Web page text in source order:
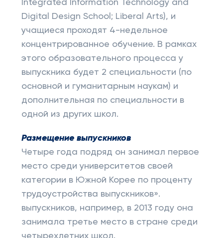
Integrated Information Technology and
Digital Design School; Liberal Arts), и
учащиеся проходят 4-недельное
концентрированное обучение. В рамках
этого образовательного процесса у
выпускника будет 2 специальности (по
основной и гуманитарным наукам) и
дополнительная по специальности в
одной из других школ.
Размещение выпускников
Четыре года подряд он занимал первое
место среди университетов своей
категории в Южной Корее по проценту
трудоустройства выпускников».
выпускников, например, в 2013 году она
занимала третье место в стране среди
четырехлетних школ.